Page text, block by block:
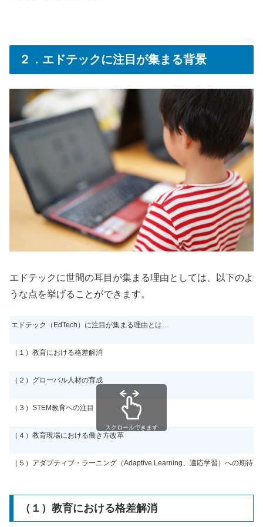
２．エドテックに注目が集まる背景
エドテックに世間の耳目が集まる理由としては、以下のよ
うな点を挙げることができます。
エドテック（ EdTech ）に注目が集まる理由とは
（１）教育における格差解消
（２）グローバル人材の育成
（３） STEM教育への注目
（４）教育現場における働き方改革
（５）アダプティブ・ラーニング（Adaptive Learning 、適応学習）への期待
スクロールできます
（１）教育における格差解消